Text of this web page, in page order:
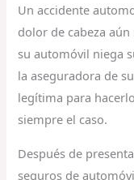
Un accidente
dolor de cabeza
su automóvil niega
la aseguradora de
legítima para
siempre el caso.
Después de
seguros de